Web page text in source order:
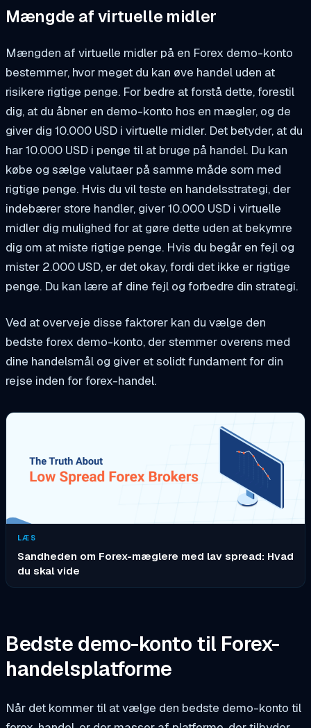
Mængde af virtuelle midler
Mængden af virtuelle midler på en Forex demo-konto
bestemmer, hvor meget du kan øve handel uden at
risikere rigtige penge. For bedre at forstå dette, forestil
dig, at du åbner en demo-konto hos en mægler, og de
giver dig 10.000 USD i virtuelle midler. Det betyder, at du
har 10.000 USD i penge til at bruge på handel. Du kan
købe og sælge valutaer på samme måde som med
rigtige penge. Hvis du vil teste en handelsstrategi, der
indebærer store handler, giver 10.000 USD i virtuelle
midler dig mulighed for at gøre dette uden at bekymre
dig om at miste rigtige penge. Hvis du begår en fejl og
mister 2.000 USD, er det okay, fordi det ikke er rigtige
penge. Du kan lære af dine fejl og forbedre din strategi.
Ved at overveje disse faktorer kan du vælge den
bedste forex demo-konto, der stemmer overens med
dine handelsmål og giver et solidt fundament for din
rejse inden for forex-handel.
LÆS
Sandheden om Forex-mæglere med lav spread: Hvad
du skal vide
Bedste demo-konto til Forex-
handelsplatforme
Når det kommer til at vælge den bedste demo-konto til